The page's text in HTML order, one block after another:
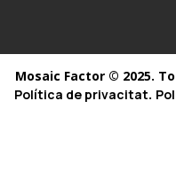
Mosaic Factor © 2025.
Política de privacitat.